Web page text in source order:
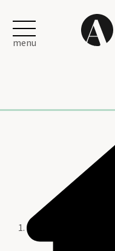
menu